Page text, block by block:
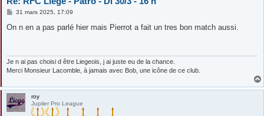
M
s
31 mars 2025, 17:09
On n en a pas parlé hier mais Pierrot a fait un tres bon match aussi.
Je n ai pas choisi d être Liegeois, j ai juste eu de la chance.
Merci Monsieur Lacomble, à jamais avec Bob, une icône de ce club.
roy
Jupiler Pro League